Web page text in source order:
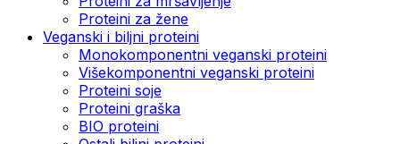
Proteini za žene
Veganski i biljni proteini
Monokomponentni veganski proteini
Višekomponentni veganski proteini
Proteini soje
Proteini graška
BIO proteini